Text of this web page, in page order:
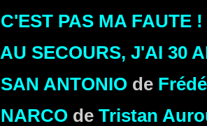
C'EST PAS MA FAUTE !
AU SECOURS, J'AI 30
SAN ANTONIO de
NARCO de Tristan